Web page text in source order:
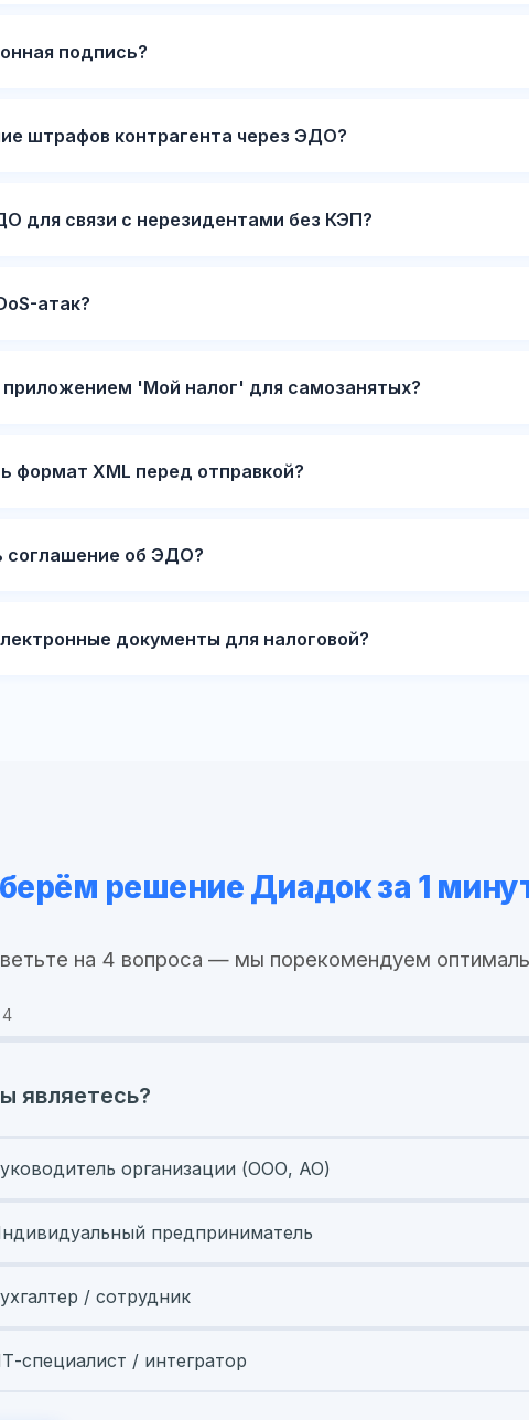
подпись?
штрафов контрагента через ЭДО?
для связи с нерезидентами без КЭП?
атак?
'Мой налог' для самозанятых?
формат XML перед отправкой?
соглашение об ЭДО?
документы для налоговой?
решение Диадок за 1
на 4 вопроса — мы порекомендуем
4
являетесь?
организации (ООО, АО)
предприниматель
/ сотрудник
специалист / интегратор